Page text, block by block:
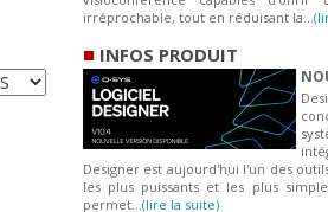
irréprochable, tout en réduisant la...
■ INFOS PRODUIT
Designer est aujourd'hui l'un des
les plus puissants et les plus
permet...(lire la suite)